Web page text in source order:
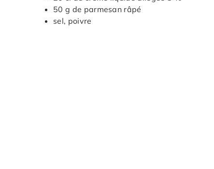
50 g de parmesan râpé
sel, poivre